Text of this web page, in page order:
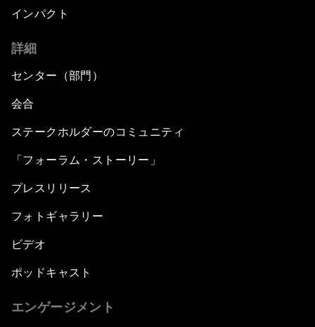
インパクト
詳細
センター（部門）
会合
ステークホルダーのコミュニティ
「フォーラム・ストーリー」
プレスリリース
フォトギャラリー
ビデオ
ポッドキャスト
エンゲージメント